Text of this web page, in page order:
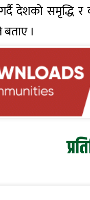
देशको
।